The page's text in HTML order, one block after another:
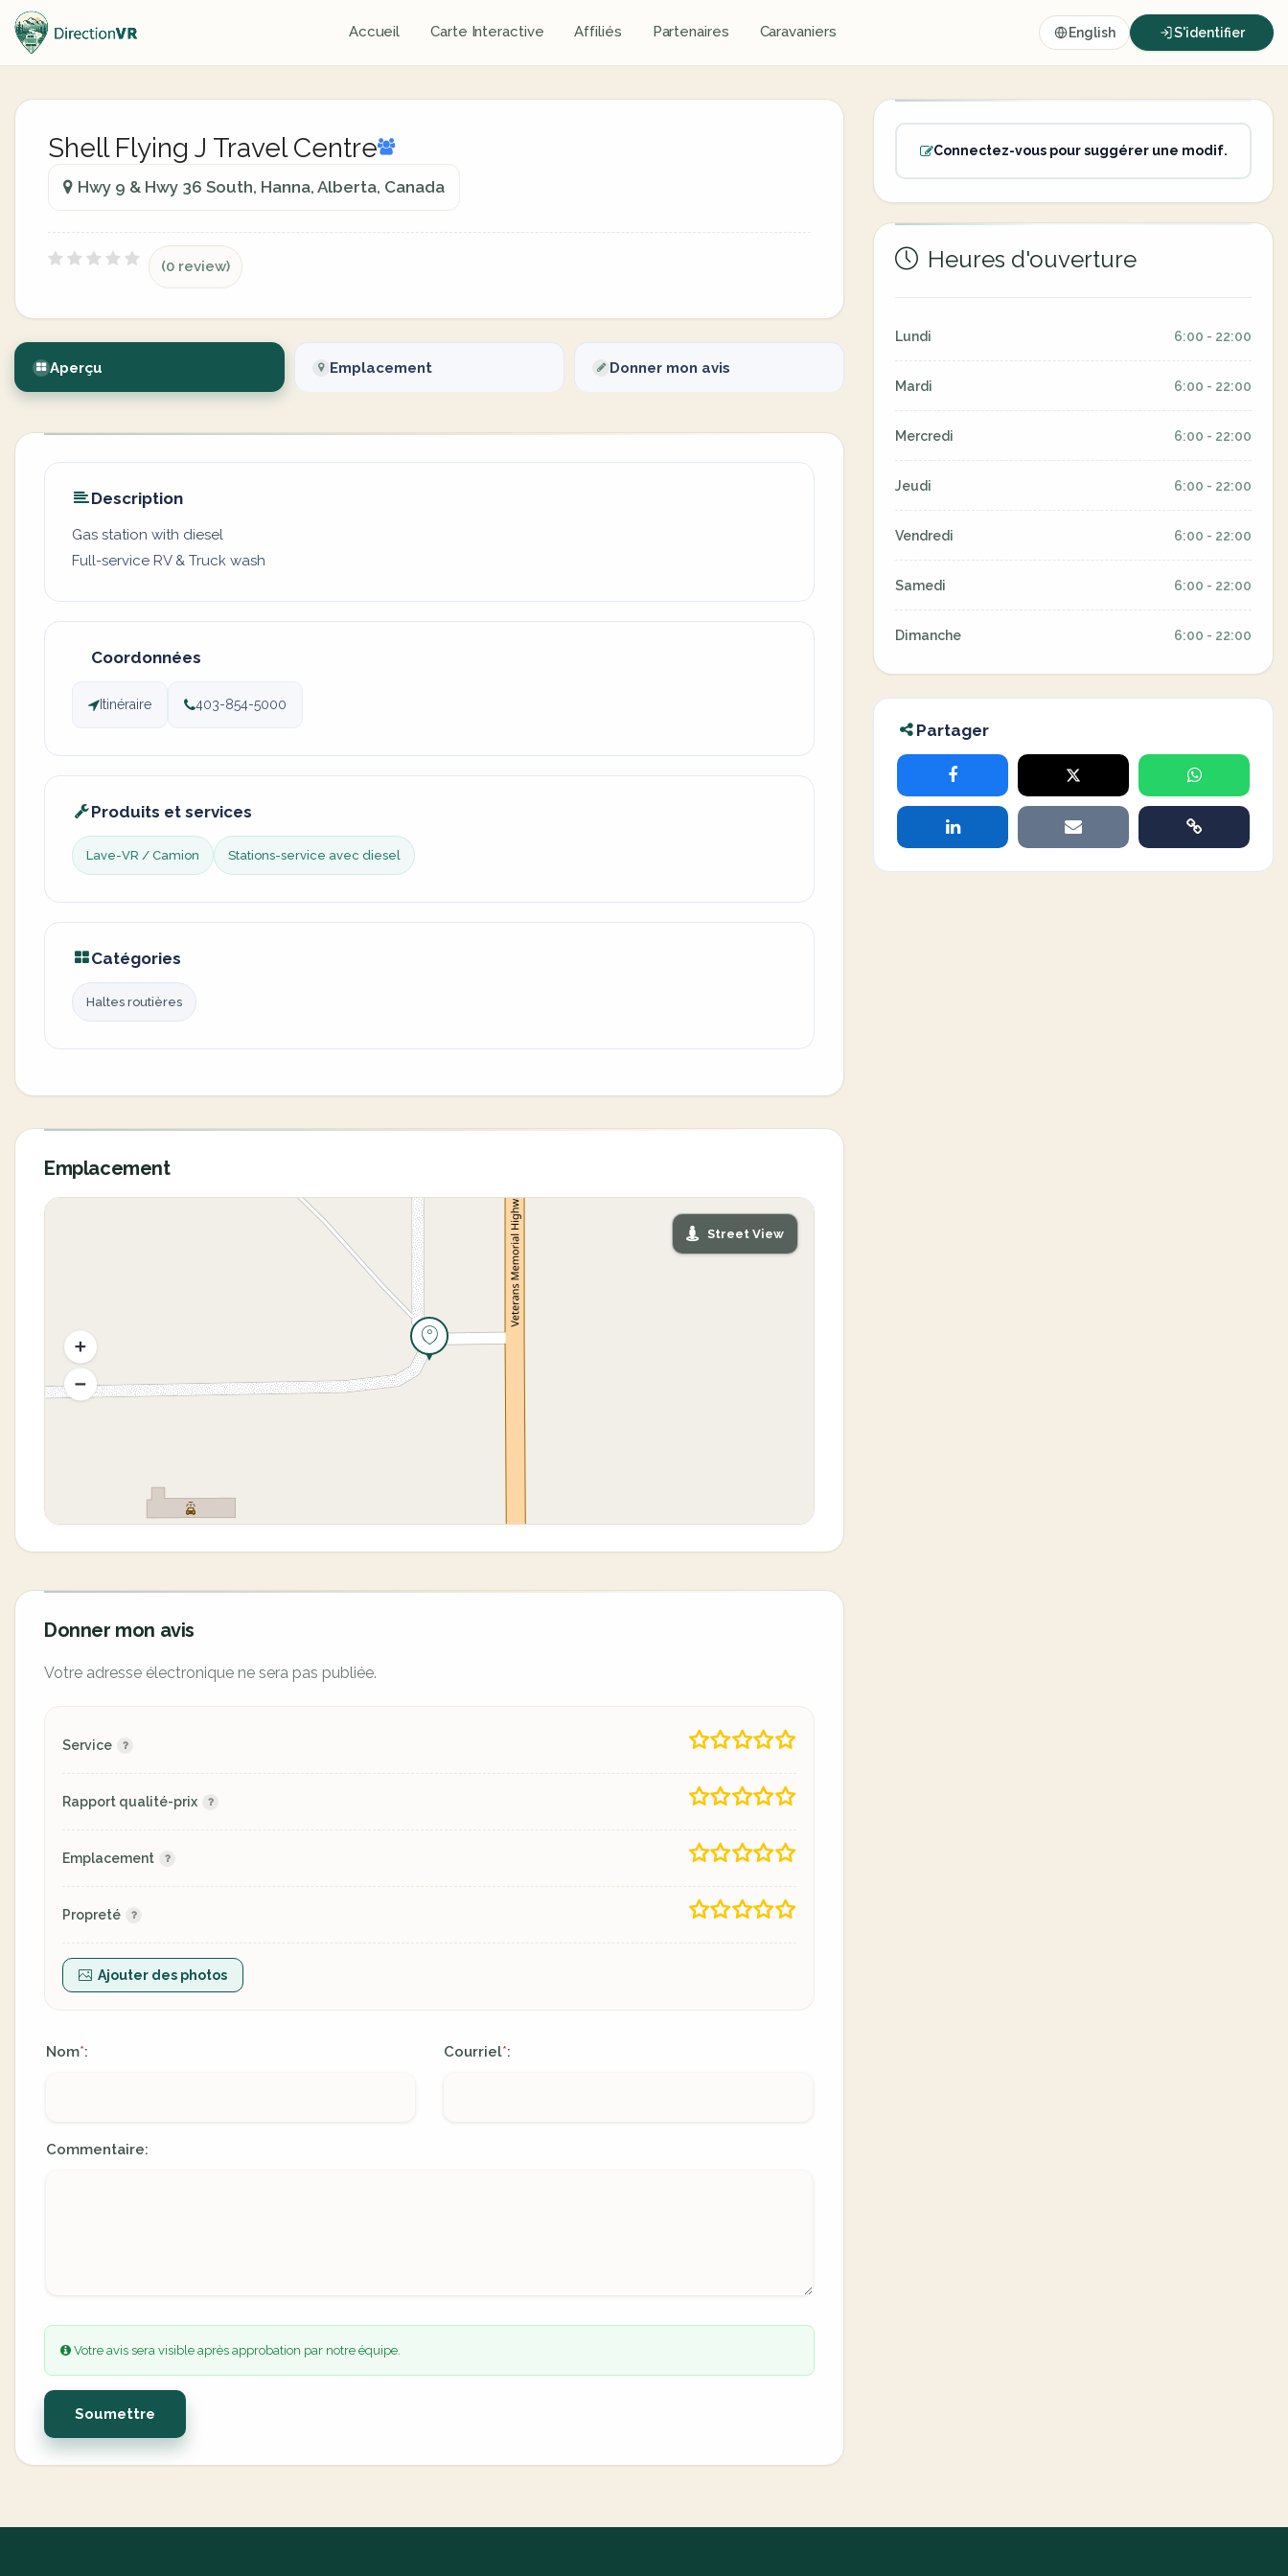
Accueil Carte Interactive Affiliés Partenaires Caravaniers English S'identifier
Shell Flying J Travel Centre
Hwy 9 & Hwy 36 South, Hanna, Alberta, Canada
(0 review)
Aperçu Emplacement Donner mon avis
Description
Gas station with diesel
Full-service RV & Truck wash
Coordonnées
Itinéraire 403-854-5000
Produits et services
Lave-VR / Camion Stations-service avec diesel
Catégories
Haltes routières
Emplacement
Street View
Donner mon avis
Votre adresse électronique ne sera pas publiée.
Service
Rapport qualité-prix
Emplacement
Propreté
Ajouter des photos
Nom*: Courriel*:
Commentaire:
Votre avis sera visible après approbation par notre équipe.
Soumettre
Connectez-vous pour suggérer une modif.
Heures d'ouverture
Lundi 6:00 - 22:00
Mardi 6:00 - 22:00
Mercredi 6:00 - 22:00
Jeudi 6:00 - 22:00
Vendredi 6:00 - 22:00
Samedi 6:00 - 22:00
Dimanche 6:00 - 22:00
Partager